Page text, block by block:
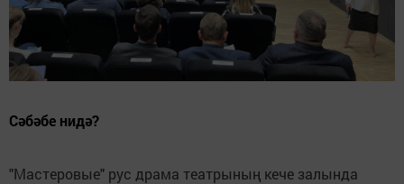
Сәбәбе нидә?
"Мастеровые" рус драма театрының кече залында